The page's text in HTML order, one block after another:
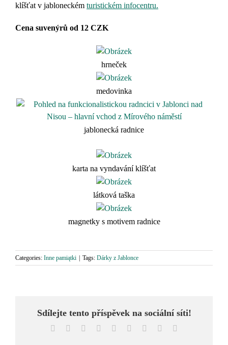
klíšťat v jabloneckém turistickém infocentru.
Cena suvenýrů od 12 CZK
hrneček
medovinka
jablonecká radnice
karta na vyndavání klíšťat
látková taška
magnetky s motivem radnice
Categories: Inne pamiątki Tags: Dárky z Jablonce
Sdílejte tento příspěvek na sociální síti!
Facebook Reddit LinkedInWhatsApp
TumblrPinterest